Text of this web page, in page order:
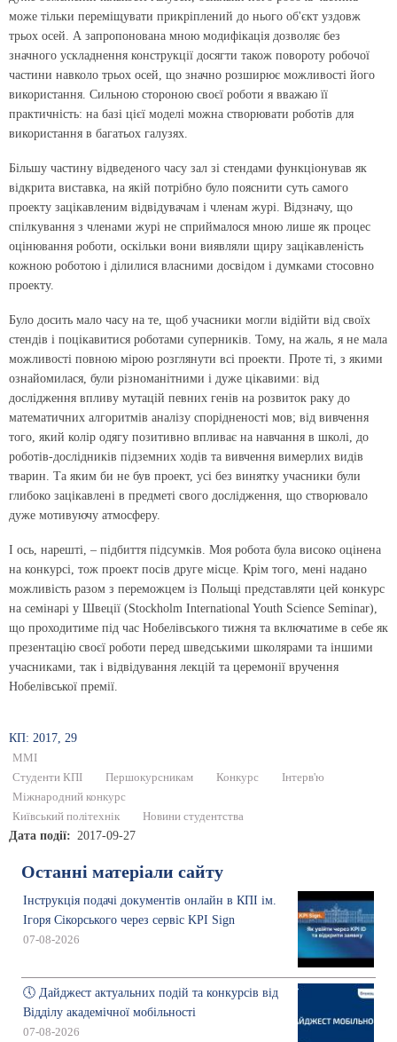
може тільки переміщувати прикріплений до нього об'єкт уздовж
трьох осей. А запропонована мною модифікація дозволяє без
значного ускладнення конструкції досягти також повороту робочої
частини навколо трьох осей, що значно розширює можливості його
використання. Сильною стороною своєї роботи я вважаю її
практичність: на базі цієї моделі можна створювати роботів для
використання в багатьох галузях.
Більшу частину відведеного часу зал зі стендами функціонував як
відкрита виставка, на якій потрібно було пояснити суть самого
проекту зацікавленим відвідувачам і членам журі. Відзначу, що
спілкування з членами журі не сприймалося мною лише як процес
оцінювання роботи, оскільки вони виявляли щиру зацікавленість
кожною роботою і ділилися власними досвідом і думками стосовно
проекту.
Було досить мало часу на те, щоб учасники могли відійти від своїх
стендів і поцікавитися роботами суперників. Тому, на жаль, я не мала
можливості повною мірою розглянути всі проекти. Проте ті, з якими
ознайомилася, були різноманітними і дуже ціка­вими: від
дослідження впливу мутацій певних генів на розвиток раку до
математичних алгоритмів аналізу спорідненості мов; від вивчення
того, який колір одягу позитивно впливає на навчання в школі, до
роботів-дослідників підземних ходів та вивчення вимерлих видів
тварин. Та яким би не був проект, усі без винятку учасники були
глибоко зацікавлені в предметі свого дослідження, що створювало
дуже мотивуючу атмосферу.
І ось, нарешті, – підбиття підсумків. Моя робота була високо оцінена
на конкурсі, тож проект посів друге місце. Крім того, мені надано
можливість разом з переможцем із Польщі представляти цей конкурс
на семінарі у Швеції (Stockholm International Youth Science Seminar),
що проходитиме під час Нобелівського тижня та включатиме в себе як
презентацію своєї роботи перед шведськими школярами та іншими
учасниками, так і відвідування лекцій та церемонії вручення
Нобелівської премії.
КП: 2017, 29
ММІ
Студенти КПІ
Першокурсникам Конкурс
Інтерв'ю
Міжнародний конкурс
Київський політехнік
Новини студентства
Дата події 2017-09-27
Останні матеріали сайту
Інструкція подачі документів онлайн в КПІ ім.
Ігоря Сікорського через сервіс KPI Sign
07-08-2026
🕔 Дайджест актуальних подій та конкурсів від
Відділу академічної мобільності
07-08-2026